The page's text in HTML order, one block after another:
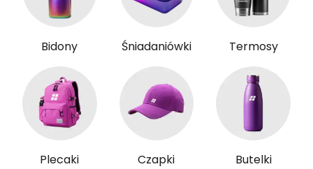
Bidony Śniadaniówki Termosy
Plecaki Czapki Butelki